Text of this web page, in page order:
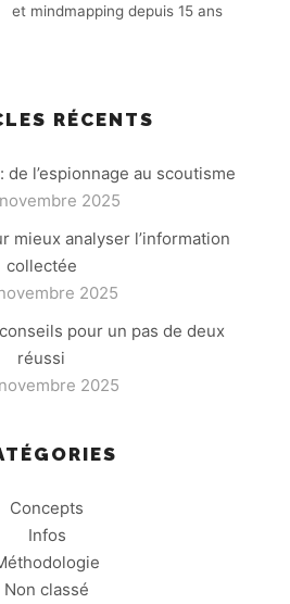
et mindmapping depuis 15 ans
RÉCENTS
l’espionnage au scoutisme
2025
mieux analyser l’information
collectée
2025
conseils pour un pas de deux
réussi
2025
Concepts
Infos
Non classé